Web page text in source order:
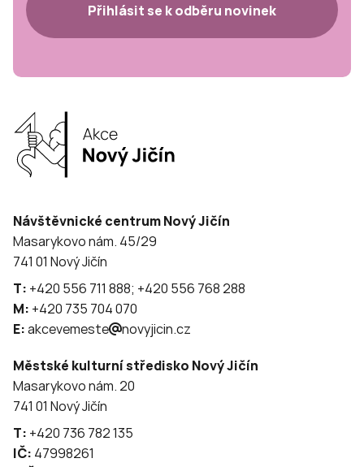
Přihlásit se k odběru novinek
Návštěvnické centrum Nový Jičín
Masarykovo nám. 45/29
741 01 Nový Jičín
T: +420 556 711 888; +420 556 768 288
M: +420 735 704 070
E:akcevemeste novyjicin.cz
Městské kulturní středisko Nový Jičín
Masarykovo nám. 20
741 01 Nový Jičín
T: +420 736 782 135
IČ: 47998261